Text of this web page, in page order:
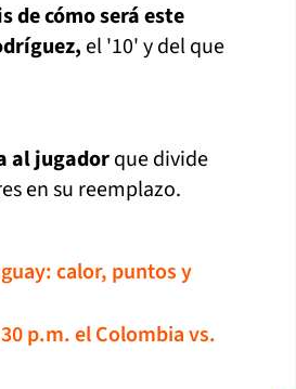
de cómo será este
el '10' y del que
al jugadorque divide
en su reemplazo.
calor, puntos y
p.m. el Colombia vs.